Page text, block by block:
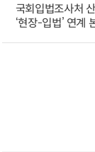
국회입법조사처
‘현장-입법’ 연계